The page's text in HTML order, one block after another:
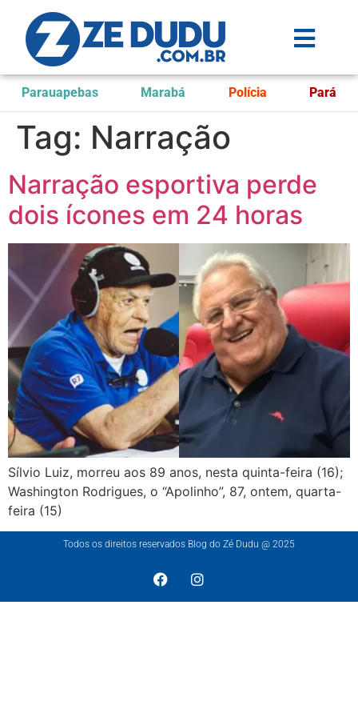
Parauapebas Marabá Polícia Pará
Tag: Narração
Narração esportiva perde
dois ícones em 24 horas
Sílvio Luiz, morreu aos 89 anos, nesta quinta-feira (16);
Washington Rodrigues, o “Apolinho”, 87, ontem, quarta-
feira (15)
Todos os direitos reservados Blog do Zé Dudu @ 2025